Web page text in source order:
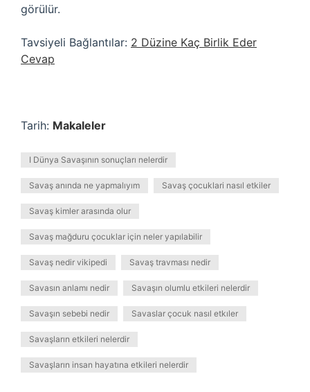
görülür.
Tavsiyeli Bağlantılar: 2 Düzine Kaç Birlik Eder
Cevap
Tarih: Makaleler
I Dünya Savaşının sonuçları nelerdir
Savaş anında ne yapmalıyım Savaş çocuklari nasıl etkiler
Savaş kimler arasında olur
Savaş mağduru çocuklar için neler yapılabilir
Savaş nedir vikipedi Savaş travması nedir
Savasın anlamı nedir Savaşın olumlu etkileri nelerdir
Savaşın sebebi nedir Savaslar çocuk nasıl etkıler
Savaşların etkileri nelerdir
Savaşların insan hayatına etkileri nelerdir